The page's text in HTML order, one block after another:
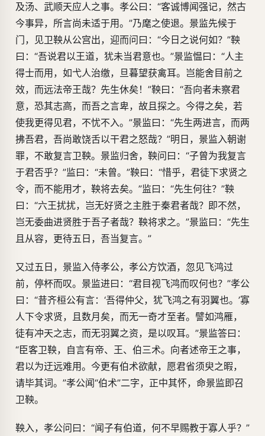
及汤、武顺天应人之事。孝公曰：“客诚博闻强记，然古
今事异，所言尚未适于用。”乃麾之使退。景监先候于
门，见卫鞅从公宫出，迎而问曰：“今日之说何如？”鞅
曰：“吾说君以王道，犹未当君意也。”景监愠曰：“人主
得士而用，如弋人治缴，旦暮望获禽耳。岂能舍目前之
效，而远法帝王哉？先生休矣！”鞅曰：“吾向者未察君
意，恐其志高，而吾之言卑，故且探之。今得之矣，若
使我更得见君，不忧不入。”景监曰：“先生两进言，而两
拂吾君，吾尚敢饶舌以干君之怒哉？”明日，景监入朝谢
罪，不敢复言卫鞅。景监归舍，鞅问曰：“子曾为我复言
于君否乎？”监曰：“未曾。”鞅曰：“惜乎，君徒下求贤之
令，而不能用才，鞅将去矣。”监曰：“先生何往？”鞅
曰：“六王扰扰，岂无好贤之主胜于秦君者哉？即不然，
岂无委曲进贤胜于吾子者哉？鞅将求之。”景监曰：“先生
且从容，更待五日，吾当复言。”
又过五日，景监入侍孝公，孝公方饮酒，忽见飞鸿过
前，停杯而叹。景监进曰：“君目视飞鸿而叹何也？”孝公
曰：“昔齐桓公有言：‘吾得仲父，犹飞鸿之有羽翼也。’寡
人下令求贤，且数月矣，而无一奇才至者。譬如鸿雁，
徒有冲天之志，而无羽翼之资，是以叹耳。”景监答曰：
“臣客卫鞅，自言有帝、王、伯三术。向者述帝王之事，
君以为迂远难用。今更有伯术欲献，愿君省须臾之暇，
请毕其词。”孝公闻“伯术”二字，正中其怀，命景监即召
卫鞅。
鞅入，孝公问曰：“闻子有伯道，何不早赐教于寡人乎？”